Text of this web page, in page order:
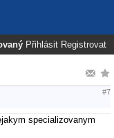
Přihlásit Registrovat
#7
specializovanym